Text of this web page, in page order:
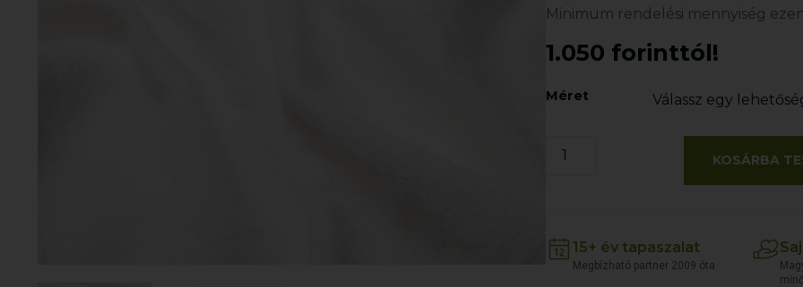
Minimum rendelési mennyiség
1.050 forinttól!
Méret
KOSÁRBA
15+ év tapaszalat
Megbízható partner 2009 óta